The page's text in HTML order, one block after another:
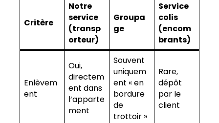
Critère
Notre
service
(transp
orteur)
Groupa
ge
Service
colis
(encom
brants)
Enlèvem
ent
Oui,
directem
ent dans
l’apparte
ment
Souvent
uniquem
ent « en
bordure
de
trottoir »
Rare,
dépôt
par le
client